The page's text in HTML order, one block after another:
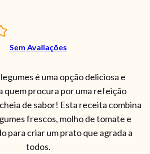
Sem Avaliações
é uma opção deliciosa e
quem procura por uma refeição
de sabor! Esta receita combina
frescos, molho de tomate e
para criar um prato que agrada a
todos.